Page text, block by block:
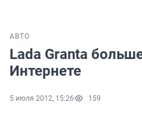
АВТО
Lada Granta
Интернете
5 июля 2012, 15:26 159